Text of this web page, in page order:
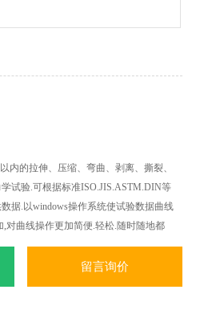
内的拉伸、压缩、弯曲、剥离、撕裂、
试验.可根据标准ISO.JIS.ASTM.DIN等
据.以windows操作系统使试验数据曲线
对曲线操作更加简便.轻松.随时随地都
.打印等全电子显示监控.
留言询价